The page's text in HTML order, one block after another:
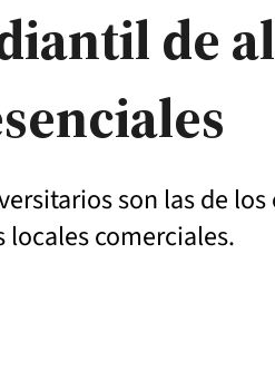
de
son las de
comerciales.